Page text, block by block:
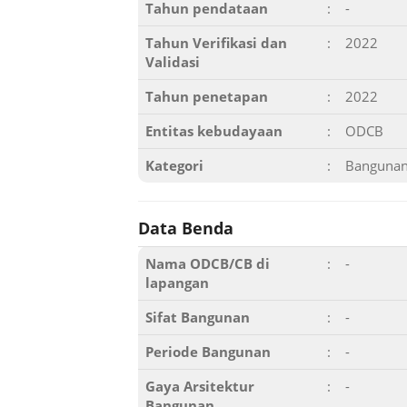
Tahun pendataan :
-
Tahun Verifikasi dan
Validasi
: 2022
Tahun penetapan :
2022
Entitas kebudayaan
:
ODCB
Kategori
:
Data Benda
Nama ODCB/CB di
lapangan
: -
Sifat Bangunan :
-
Periode Bangunan
:
-
Gaya Arsitektur
: -